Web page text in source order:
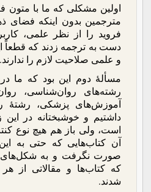
اولین مشکلی که ما با متون
مترجمین بدون اینکه فضای
فروید را از نظر علمی،
دست به ترجمه زدند که قطعاً
و علمی صلاحیت لازم را ندارند.
مسألۀ دوم این بود که ما در
رشته‌های روان‌شناسی،
آموزش‌های پزشکی، رشتۀ
داشتیم و خوشبختانه در
است، ولی باز هم هیچ نوع
آن کتاب‌هایی که حتی به
صورت نگرفت و به
که کتاب‌ها و مقالاتی از
شدند.